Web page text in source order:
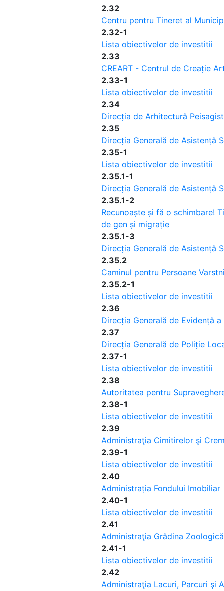
2.32
Centru pentru Tineret al
2.32-1
Lista obiectivelor de investitii
2.33
CREART - Centrul de Creație
2.33-1
Lista obiectivelor de investitii
2.34
Direcția de Arhitectură
2.35
Direcția Generală de Asistență
2.35-1
Lista obiectivelor de investitii
2.35.1-1
Direcția Generală de Asistență
2.35.1-2
Recunoaște și fă o schimbare!
de gen și migrație
2.35.1-3
Direcția Generală de Asistență
2.35.2
Caminul pentru Persoane
2.35.2-1
Lista obiectivelor de investitii
2.36
Direcția Generală de Evidență a
2.37
Direcția Generală de Poliție
2.37-1
Lista obiectivelor de investitii
2.38
Autoritatea pentru
2.38-1
Lista obiectivelor de investitii
2.39
Administraţia Cimitirelor şi
2.39-1
Lista obiectivelor de investitii
2.40
Administrația Fondului Imobiliar
2.40-1
Lista obiectivelor de investitii
2.41
Administraţia Grădina
2.41-1
Lista obiectivelor de investitii
2.42
Administraţia Lacuri, Parcuri şi